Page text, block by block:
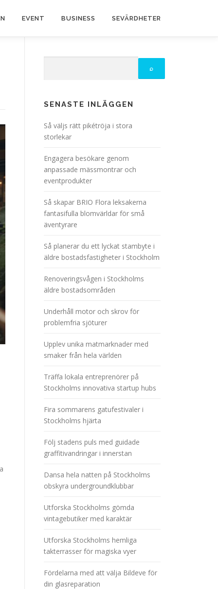
EVENT BUSINESS SEVÄRDHETER
SENASTE INLÄGGEN
Så väljs rätt pikétröja i stora
storlekar
Engagera besökare genom
anpassade mässmontrar och
eventprodukter
Så skapar BRIO Flora leksakerna
fantasifulla blomvärldar för små
äventyrare
Så planerar du ett lyckat stambyte i
äldre bostadsfastigheter i Stockholm
Renoveringsvågen i Stockholms
äldre bostadsområden
Underhåll motor och skrov för
problemfria sjöturer
Upplev unika matmarknader med
smaker från hela världen
Träffa lokala entreprenörer på
Stockholms innovativa startup hubs
Fira sommarens gatufestivaler i
Stockholms hjärta
Följ stadens puls med guidade
graffitivandringar i innerstan
Dansa hela natten på Stockholms
obskyra undergroundklubbar
Utforska Stockholms gömda
vintagebutiker med karaktär
Utforska Stockholms hemliga
takterrasser för magiska vyer
Fördelarna med att välja Bildeve för
din glasreparation